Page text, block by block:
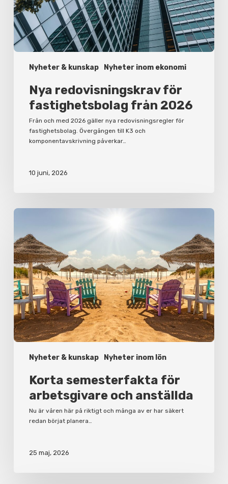
Nyheter & kunskap Nyheter inom ekonomi
Nya redovisningskrav för
fastighetsbolag från 2026
Från och med 2026 gäller nya redovisningsregler för
fastighetsbolag. Övergången till K3 och
komponentavskrivning påverkar…
10 juni, 2026
Nyheter & kunskap Nyheter inom lön
Korta
arbetsgivare
och
anställda
Korta semesterfakta för
arbetsgivare och anställda
Nu är våren här på riktigt och många av er har säkert
redan börjat planera…
25 maj, 2026